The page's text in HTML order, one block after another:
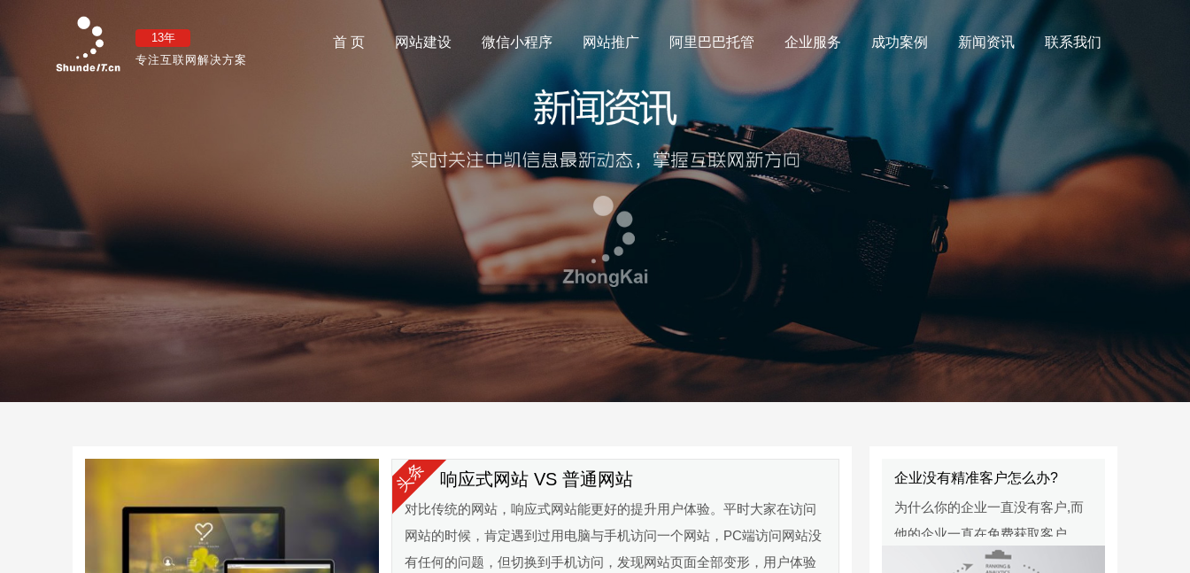
13年
专注互联网解决方案
首 页 网站建设 微信小程序 网站推广 阿里巴巴托管 企业服务 成功案例 新闻资讯 联系我们
头条 响应式网站 VS 普通网站
对比传统的网站，响应式网站能更好的提升用户体验。平时大家在访问
网站的时候，肯定遇到过用电脑与手机访问一个网站，PC端访问网站没
有任何的问题，但切换到手机访问，发现网站页面全部变形，用户体验
企业没有精准客户怎么办?
为什么你的企业一直没有客户,而
他的企业一直在免费获取客户